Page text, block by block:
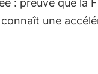
: preuve que la
une